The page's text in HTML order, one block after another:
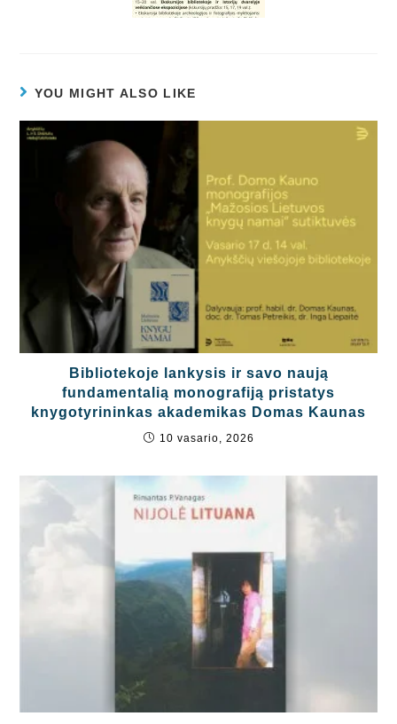
YOU MIGHT ALSO LIKE
Bibliotekoje lankysis ir savo naują
fundamentalią monografiją pristatys
knygotyrininkas akademikas Domas Kaunas
10 vasario, 2026